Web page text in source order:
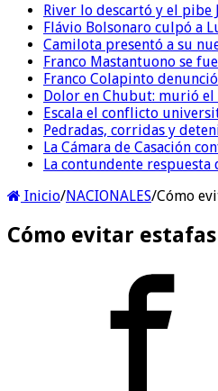
River lo descartó y el pibe
Flávio Bolsonaro culpó a
Camilota presentó a su
Franco Mastantuono se
Franco Colapinto
Dolor en Chubut: murió el
Escala el conflicto
Pedradas, corridas y
La Cámara de Casación
La contundente respuesta
Inicio/NACIONALES/Cómo
Cómo evitar